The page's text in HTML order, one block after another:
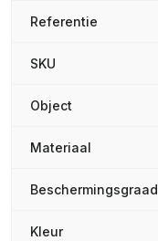
Referentie
SKU
Object
Materiaal
Beschermingsgraad
Kleur